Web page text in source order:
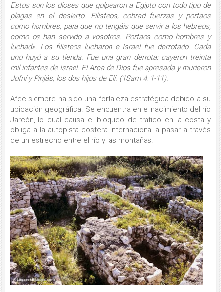
Estos son los dioses que golpearon a Egipto con todo tipo de
plagas en el desierto. Filisteos, cobrad fuerzas y portaos
como hombres, para que no tengáis que servir a los hebreos,
como os han servido a vosotros. Portaos como hombres y
luchad». Los filisteos lucharon e Israel fue derrotado. Cada
uno huyó a su tienda. Fue una gran derrota: cayeron treinta
mil infantes de Israel. El Arca de Dios fue apresada y murieron
Jofní y Pinjás, los dos hijos de Elí. (1Sam 4, 1-11).
Afec siempre ha sido una fortaleza estratégica debido a su
ubicación geográfica. Se encuentra en el nacimiento del río
Jarcón, lo cual causa el bloqueo de tráfico en la costa y
obliga a la autopista costera internacional a pasar a través
de un estrecho entre el río y las montañas.